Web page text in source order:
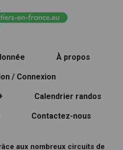
À propos
/ Connexion
Calendrier randos
Contactez-nous
aux nombreux circuits de